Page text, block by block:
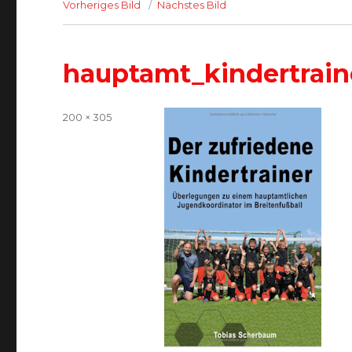
Vorheriges Bild Nächstes Bild
Volle
200 × 305